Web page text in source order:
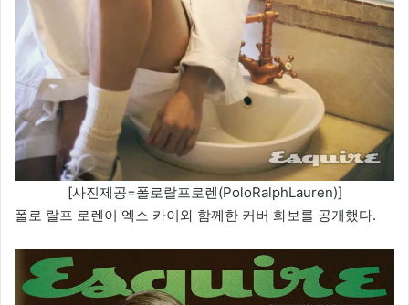
[사진제공=폴로랄프로렌(PoloRalphLauren)]
폴로 랄프 로렌이 엑소 카이와 함께한 커버 화보를 공개했다.